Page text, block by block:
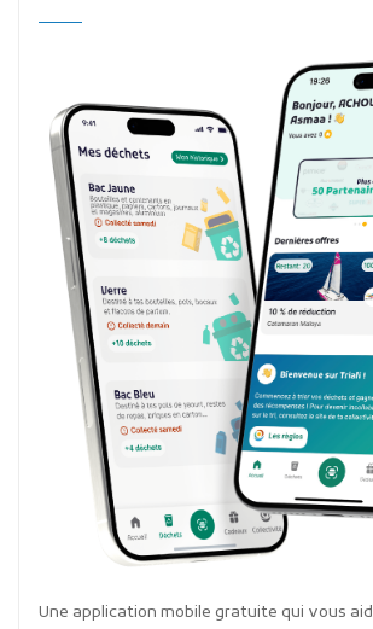
Une application mobile gratuite qui vous